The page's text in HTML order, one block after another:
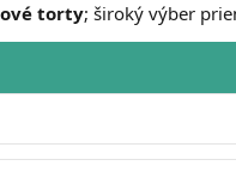
torty; široký výber